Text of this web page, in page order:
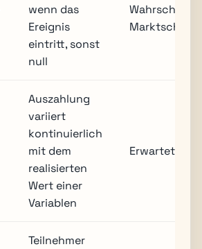
wenn das
Ereignis
eintritt, sonst
null
Auszahlung
variiert
kontinuierlich
mit dem
realisierten
Wert einer
Variablen
Erwarteter
Teilnehmer